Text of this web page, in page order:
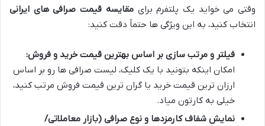
وقتی می خواید یک پلتفرم برایمقایسه قیمت صرافی های ایرانی
انتخاب کنید، به این ویژگی ها حتماً دقت کنید:
فیلتر و مرتب سازی بر اساس بهترین قیمت خرید و فروش:
امکان اینکه بتونید با یک کلیک، لیست صرافی ها رو بر اساس
ارزان ترین قیمت خرید یا گران ترین قیمت فروش مرتب کنید،
خیلی به کارتون میاد.
نمایش شفاف کارمزدها و نوع صرافی (بازار معاملاتی/